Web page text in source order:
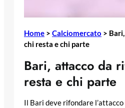
Home > Calciomercato >
chi resta e chi parte
Bari, attacco da
resta e chi parte
Il Bari deve rifondare